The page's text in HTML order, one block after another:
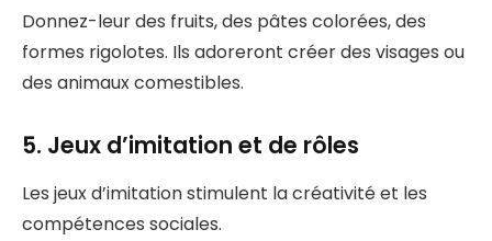
Donnez-leur des fruits, des pâtes colorées, des
formes rigolotes. Ils adoreront créer des visages ou
des animaux comestibles.
5. Jeux d’imitation et de rôles
Les jeux d’imitation stimulent la créativité et les
compétences sociales.